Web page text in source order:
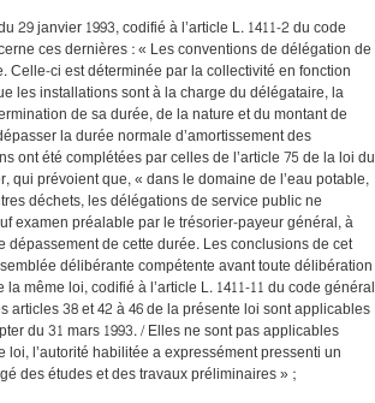
29 janvier 1993, codifié à l’article L. 1411-2 du code
ces dernières : « Les conventions de délégation de
ci est déterminée par la collectivité en fonction
les installations sont à la charge du délégataire, la
de sa durée, de la nature et du montant de
la durée normale d’amortissement des
ont été complétées par celles de l’article 75 de la loi du
qui prévoient que, « dans le domaine de l’eau potable,
déchets, les délégations de service public ne
examen préalable par le trésorier-payeur général, à
dépassement de cette durée. Les conclusions de cet
délibérante compétente avant toute délibération
même loi, codifié à l’article L. 1411-11 du code général
38 et 42 à 46 de la présente loi sont applicables
du 31 mars 1993. / Elles ne sont pas applicables
l’autorité habilitée a expressément pressenti un
des études et des travaux préliminaires » ;